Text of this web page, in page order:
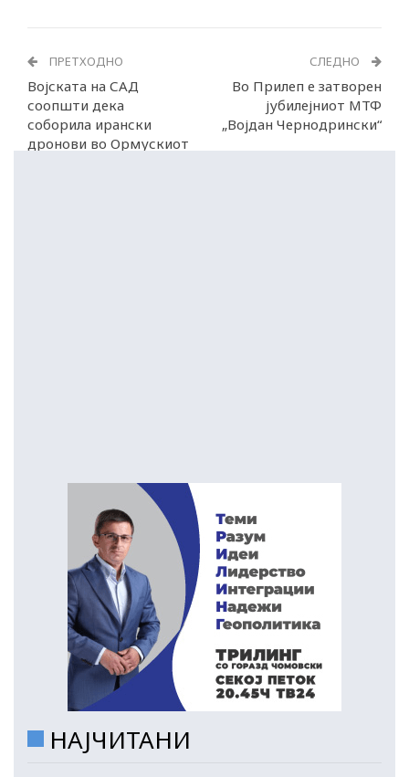
ПРЕТХОДНО
Војската на САД
соопшти дека
соборила ирански
дронови во Ормускиот
СЛЕДНО
Во Прилеп е затворен
јубилејниот МТФ
„Војдан Чернодрински“
НАЈЧИТАНИ